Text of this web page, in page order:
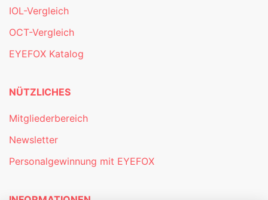
IOL-Vergleich
OCT-Vergleich
EYEFOX Katalog
NÜTZLICHES
Mitgliederbereich
Newsletter
Personalgewinnung mit EYEFOX